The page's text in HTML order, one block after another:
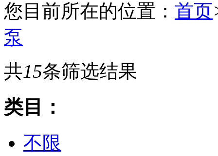
您目前所在的位置： 首页
泵
共15条筛选结果
类目：
不限